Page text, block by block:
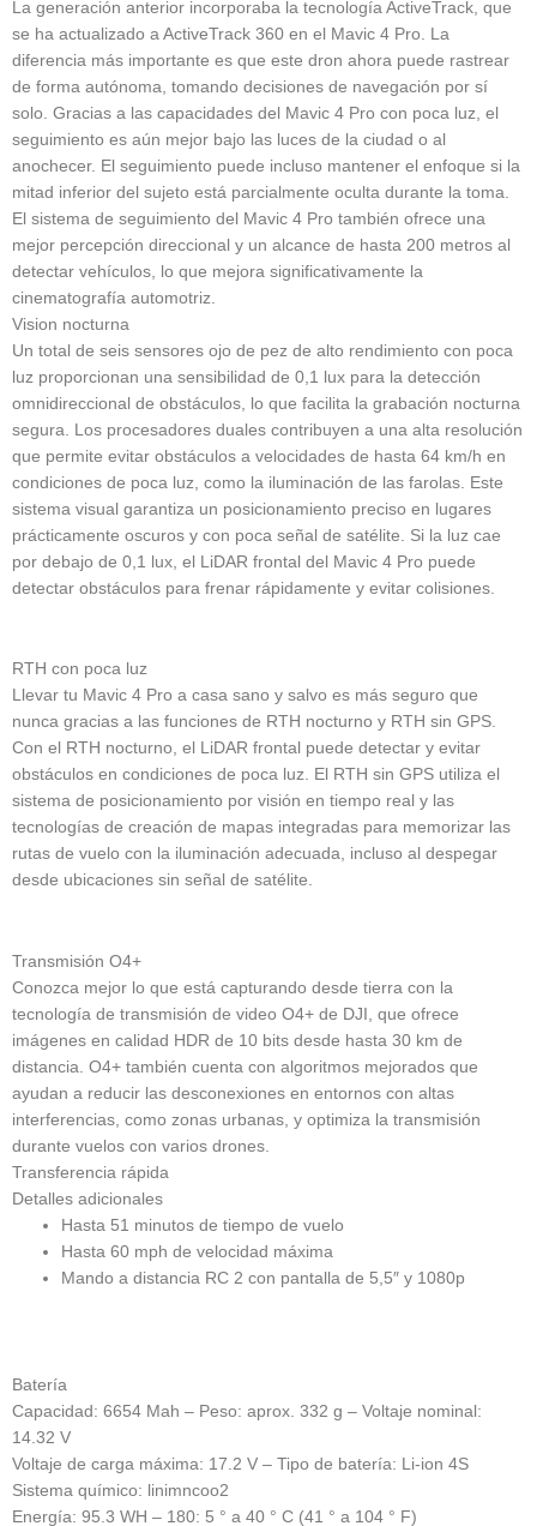
La generación anterior incorporaba la tecnología ActiveTrack, que
se ha actualizado a ActiveTrack 360 en el Mavic 4 Pro. La
diferencia más importante es que este dron ahora puede rastrear
de forma autónoma, tomando decisiones de navegación por sí
solo. Gracias a las capacidades del Mavic 4 Pro con poca luz, el
seguimiento es aún mejor bajo las luces de la ciudad o al
anochecer. El seguimiento puede incluso mantener el enfoque si la
mitad inferior del sujeto está parcialmente oculta durante la toma.
El sistema de seguimiento del Mavic 4 Pro también ofrece una
mejor percepción direccional y un alcance de hasta 200 metros al
detectar vehículos, lo que mejora significativamente la
cinematografía automotriz.
Vision nocturna
Un total de seis sensores ojo de pez de alto rendimiento con poca
luz proporcionan una sensibilidad de 0,1 lux para la detección
omnidireccional de obstáculos, lo que facilita la grabación nocturna
segura. Los procesadores duales contribuyen a una alta resolución
que permite evitar obstáculos a velocidades de hasta 64 km/h en
condiciones de poca luz, como la iluminación de las farolas. Este
sistema visual garantiza un posicionamiento preciso en lugares
prácticamente oscuros y con poca señal de satélite. Si la luz cae
por debajo de 0,1 lux, el LiDAR frontal del Mavic 4 Pro puede
detectar obstáculos para frenar rápidamente y evitar colisiones.
RTH con poca luz
Llevar tu Mavic 4 Pro a casa sano y salvo es más seguro que
nunca gracias a las funciones de RTH nocturno y RTH sin GPS.
Con el RTH nocturno, el LiDAR frontal puede detectar y evitar
obstáculos en condiciones de poca luz. El RTH sin GPS utiliza el
sistema de posicionamiento por visión en tiempo real y las
tecnologías de creación de mapas integradas para memorizar las
rutas de vuelo con la iluminación adecuada, incluso al despegar
desde ubicaciones sin señal de satélite.
Transmisión O4+
Conozca mejor lo que está capturando desde tierra con la
tecnología de transmisión de video O4+ de DJI, que ofrece
imágenes en calidad HDR de 10 bits desde hasta 30 km de
distancia. O4+ también cuenta con algoritmos mejorados que
ayudan a reducir las desconexiones en entornos con altas
interferencias, como zonas urbanas, y optimiza la transmisión
durante vuelos con varios drones.
Transferencia rápida
Detalles adicionales
Hasta 51 minutos de tiempo de vuelo
Hasta 60 mph de velocidad máxima
Mando a distancia RC 2 con pantalla de 5,5″ y 1080p
Batería
Capacidad: 6654 Mah – Peso: aprox. 332 g – Voltaje nominal:
14.32 V
Voltaje de carga máxima: 17.2 V – Tipo de batería: Li-ion 4S
Sistema químico: linimncoo2
Energía: 95.3 WH – 180: 5 ° a 40 ° C (41 ° a 104 ° F)